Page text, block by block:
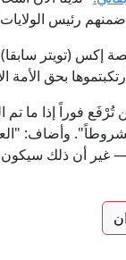
رئيس
إكس (تويتر
بحق الأمة
فوراً إذا ما تم
وأضاف:
— غير أن ذلك